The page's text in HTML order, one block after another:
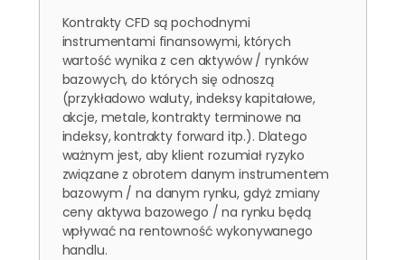
Kontrakty CFD są pochodnymi
instrumentami finansowymi, których
wartość wynika z cen aktywów / rynków
bazowych, do których się odnoszą
(przykładowo waluty, indeksy kapitałowe,
akcje, metale, kontrakty terminowe na
indeksy, kontrakty forward itp.). Dlatego
ważnym jest, aby klient rozumiał ryzyko
związane z obrotem danym instrumentem
bazowym / na danym rynku, gdyż zmiany
ceny aktywa bazowego / na rynku będą
wpływać na rentowność wykonywanego
handlu.